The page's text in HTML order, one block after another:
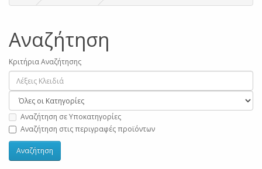
Αναζήτηση
Κριτήρια Αναζήτησης
Αναζήτηση σε Υποκατηγορίες
Αναζήτηση στις περιγραφές προϊόντων